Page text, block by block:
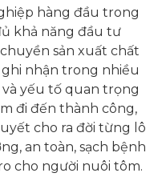
hàng đầu trong
khả năng đầu tư
sản xuất chất
nhận trong nhiều
và yếu tố quan trọng
đi đến thành công,
cho ra đời từng lô
an toàn, sạch bệnh
cho người nuôi tôm.